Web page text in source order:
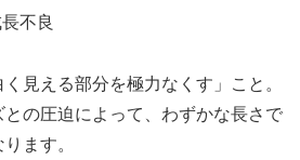
不良
見える部分を極力なくす」こと。
の圧迫によって、わずかな長さで
ます。